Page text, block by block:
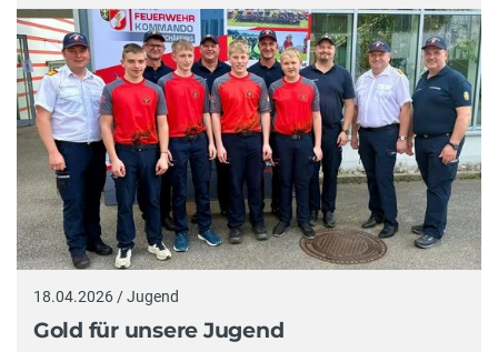
18.04.2026 / Jugend
Gold für unsere Jugend